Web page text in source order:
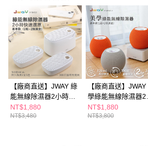
２．關於個人資料處理事宜，請瀏覽以下網址：
https://aftee.tw/terms/#terms3
３．未成年的使用者請事先徵得法定代理人或監護
「AFTEE先享後付」，若未經同意申辦者引起之損
４．使用「AFTEE先享後付」時，將依據個別帳號
時審查核予不同之上限額度；若仍有額度不足之情
請求用戶進行身份認證。
５．嚴禁一人註冊多個帳號或使用他人資訊註冊。若
恩沛科技股份有限公司將有權停止該用戶之使用額
【廠商直送】JWAY 綠
能無線除濕器2小時極
速還原 1組+2除濕盒
NT$1,880
NT$3,480
【廠商直送】JWAY
學綠能無線除濕器2
時極速還原 1組+2除
盒
NT$1,880
NT$3,800